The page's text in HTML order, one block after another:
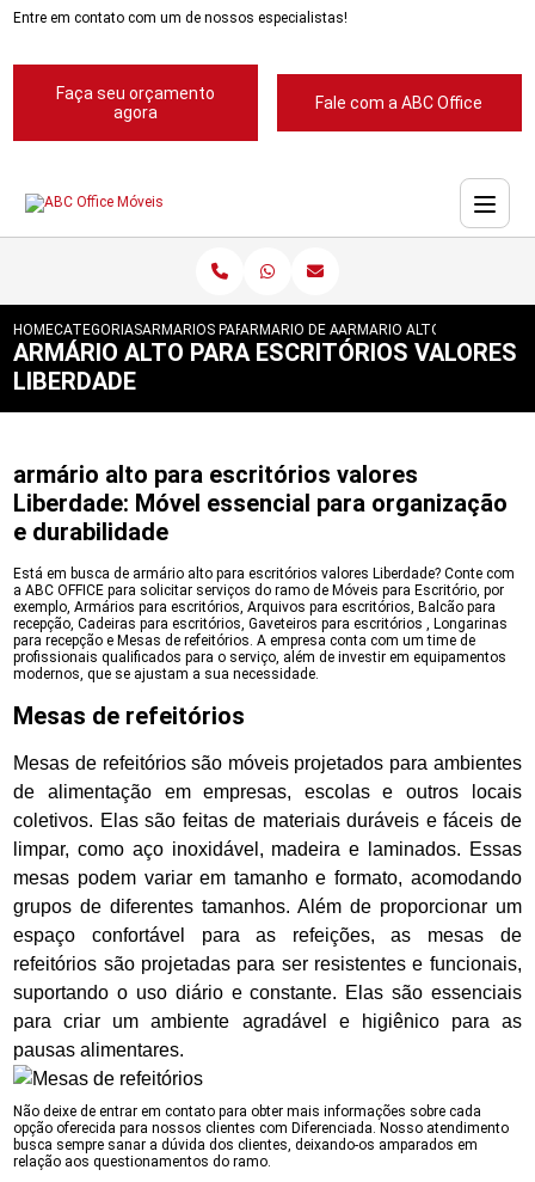
Entre em contato com um de nossos especialistas!
Faça seu orçamento
agora
Fale com a ABC Office
HOMECATEGORIASARMARIOS PARA ESCRITORIOS
ARMARIO DE ACO PARA ESCRITORIO
ARMARIO ALTO PARA
ARMÁRIO ALTO PARA ESCRITÓRIOS VALORES
LIBERDADE
armário alto para escritórios valores
Liberdade: Móvel essencial para organização
e durabilidade
Está em busca de armário alto para escritórios valores Liberdade? Conte com
a ABC OFFICE para solicitar serviços do ramo de Móveis para Escritório, por
exemplo, Armários para escritórios, Arquivos para escritórios, Balcão para
recepção, Cadeiras para escritórios, Gaveteiros para escritórios , Longarinas
para recepção e Mesas de refeitórios. A empresa conta com um time de
profissionais qualificados para o serviço, além de investir em equipamentos
modernos, que se ajustam a sua necessidade.
Mesas de refeitórios
Mesas de refeitórios são móveis projetados para ambientes
de alimentação em empresas, escolas e outros locais
coletivos. Elas são feitas de materiais duráveis e fáceis de
limpar, como aço inoxidável, madeira e laminados. Essas
mesas podem variar em tamanho e formato, acomodando
grupos de diferentes tamanhos. Além de proporcionar um
espaço confortável para as refeições, as mesas de
refeitórios são projetadas para ser resistentes e funcionais,
suportando o uso diário e constante. Elas são essenciais
para criar um ambiente agradável e higiênico para as
pausas alimentares.
Não deixe de entrar em contato para obter mais informações sobre cada
opção oferecida para nossos clientes com Diferenciada. Nosso atendimento
busca sempre sanar a dúvida dos clientes, deixando-os amparados em
relação aos questionamentos do ramo.